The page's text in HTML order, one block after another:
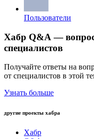
Пользователи
Хабр Q&A —
специалистов
Получайте ответы на
от специалистов в этой
Узнать больше
другие проекты хабра
Хабр